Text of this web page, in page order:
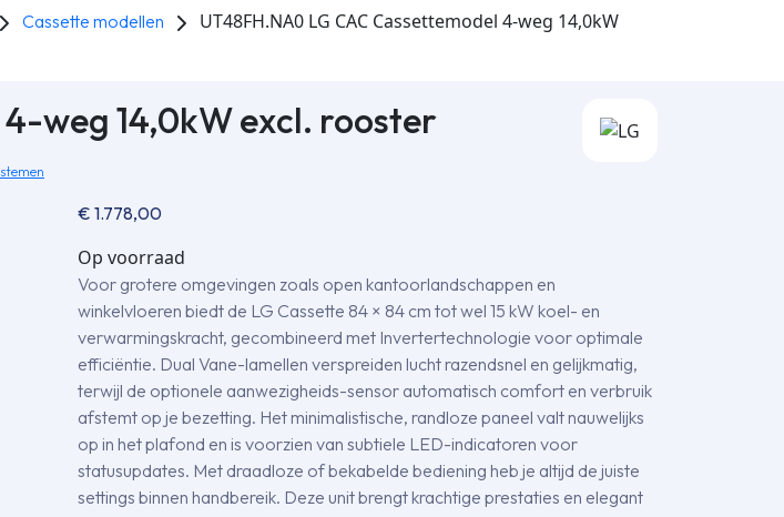
Cassette modellen
UT48FH.NA0 LG CAC Cassettemodel 4-weg 14,0kW
weg 14,0kW excl. rooster
€ 1.778,00
Op voorraad
Voor grotere omgevingen zoals open kantoorlandschappen en
winkelvloeren biedt de LG Cassette 84 × 84 cm tot wel 15 kW koel- en
verwarmingskracht, gecombineerd met Invertertechnologie voor optimale
efficiëntie. Dual Vane-lamellen verspreiden lucht razendsnel en gelijkmatig,
terwijl de optionele aanwezigheids-sensor automatisch comfort en verbruik
afstemt op je bezetting. Het minimalistische, randloze paneel valt nauwelijks
op in het plafond en is voorzien van subtiele LED-indicatoren voor
statusupdates. Met draadloze of bekabelde bediening heb je altijd de juiste
settings binnen handbereik. Deze unit brengt krachtige prestaties en elegant